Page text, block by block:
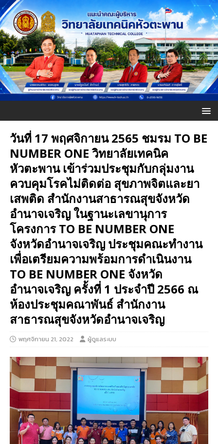
วันที่ 17 พฤศจิกายน 2565 ชมรม TO BE
NUMBER ONE วิทยาลัยเทคนิค
หัวตะพาน เข้าร่วมประชุมกับกลุ่มงาน
ควบคุมโรคไม่ติดต่อ สุขภาพจิตและยา
เสพติด สำนักงานสาธารณสุขจังหวัด
อำนาจเจริญ ในฐานะเลขานุการ
โครงการ TO BE NUMBER ONE
จังหวัดอำนาจเจริญ ประชุมคณะทำงาน
เพื่อเตรียมความพร้อมการดำเนินงาน
TO BE NUMBER ONE จังหวัด
อำนาจเจริญ ครั้งที่ 1 ประจำปี 2566 ณ
ห้องประชุมคณาพันธ์ สำนักงาน
สาธารณสุขจังหวัดอำนาจเจริญ
พฤศจิกายน 21, 2022 ผู้ดูแลระบบ